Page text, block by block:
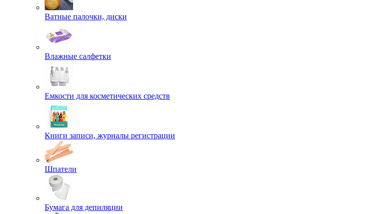
Ватные палочки, диски
Влажные салфетки
Емкости для косметических средств
Книги записи, журналы регистрации
Шпатели
Бумага для депиляции